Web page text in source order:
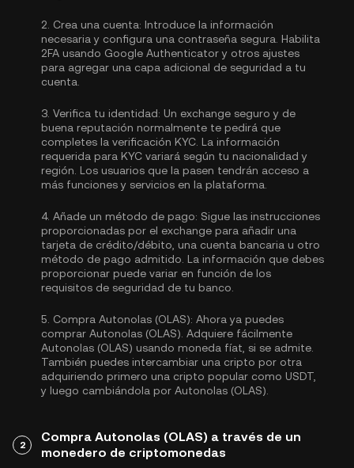
2. Crea una cuenta: Introduce la información
necesaria y configura una contraseña segura. Habilita
2FA usando Google Authenticatory otros ajustes
para agregar una capa adicional de seguridad a tu
cuenta.
3. Verifica tu identidad: Un exchange seguro y de
buena reputación normalmente te pedirá que
completes la verificación KYC. La información
requerida para KYC variará según tu nacionalidad y
región. Los usuarios que la pasen tendrán acceso a
más funciones y servicios en la plataforma.
4. Añade un método de pago: Sigue las instrucciones
proporcionadas por el exchange para añadir una
tarjeta de crédito/débito, una cuenta bancaria u otro
método de pago admitido. La información que debes
proporcionar puede variar en función de los
requisitos de seguridad de tu banco.
5. Compra Autonolas (OLAS): Ahora ya puedes
comprar Autonolas (OLAS). Adquiere fácilmente
Autonolas (OLAS) usando moneda fíat, si se admite.
También puedes intercambiar una cripto por otra
adquiriendo primero una cripto popular como USDT
y luego cambiándola por Autonolas (OLAS).
2
Compra Autonolas (OLAS) a través de un
monedero de criptomonedas